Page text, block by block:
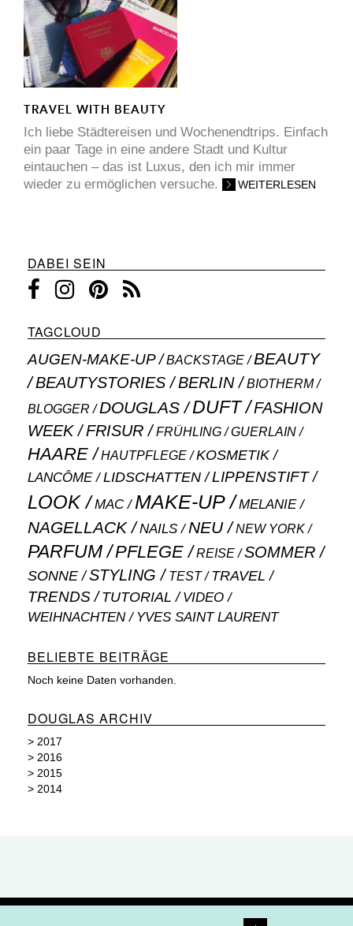
TRAVEL WITH BEAUTY
Ich liebe Städtereisen und Wochenendtrips. Einfach
ein paar Tage in eine andere Stadt und Kultur
eintauchen – das ist Luxus, den ich mir immer
wieder zu ermöglichen versuche.
WEITERLESEN
DABEI SEIN
TAGCLOUD
AUGEN-MAKE-UP BACKSTAGE BEAUTY
BEAUTYSTORIES BERLIN
BIOTHERM
BLOGGER
DOUGLAS DUFT
FASHION
WEEK
FRISUR FRÜHLING GUERLAIN
HAARE HAUTPFLEGE
KOSMETIK
LANCÔME
LIDSCHATTEN LIPPENSTIFT
LOOK MAC MAKE-UP MELANIE
NAGELLACK NAILS NEU NEW YORK
PARFUM PFLEGE REISE SOMMER
SONNE STYLING TEST TRAVEL
TRENDS TUTORIAL VIDEO
WEIHNACHTEN YVES SAINT LAURENT
BELIEBTE BEITRÄGE
Noch keine Daten vorhanden.
DOUGLAS ARCHIV
> 2017
> 2016
> 2015
> 2014